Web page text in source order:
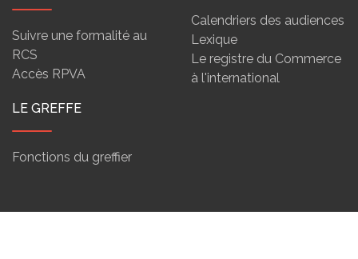
Suivre une formalité au
RCS
Accès RPVA
Calendriers des audiences
Lexique
Le registre du Commerce
à l'international
LE GREFFE
Fonctions du greffier